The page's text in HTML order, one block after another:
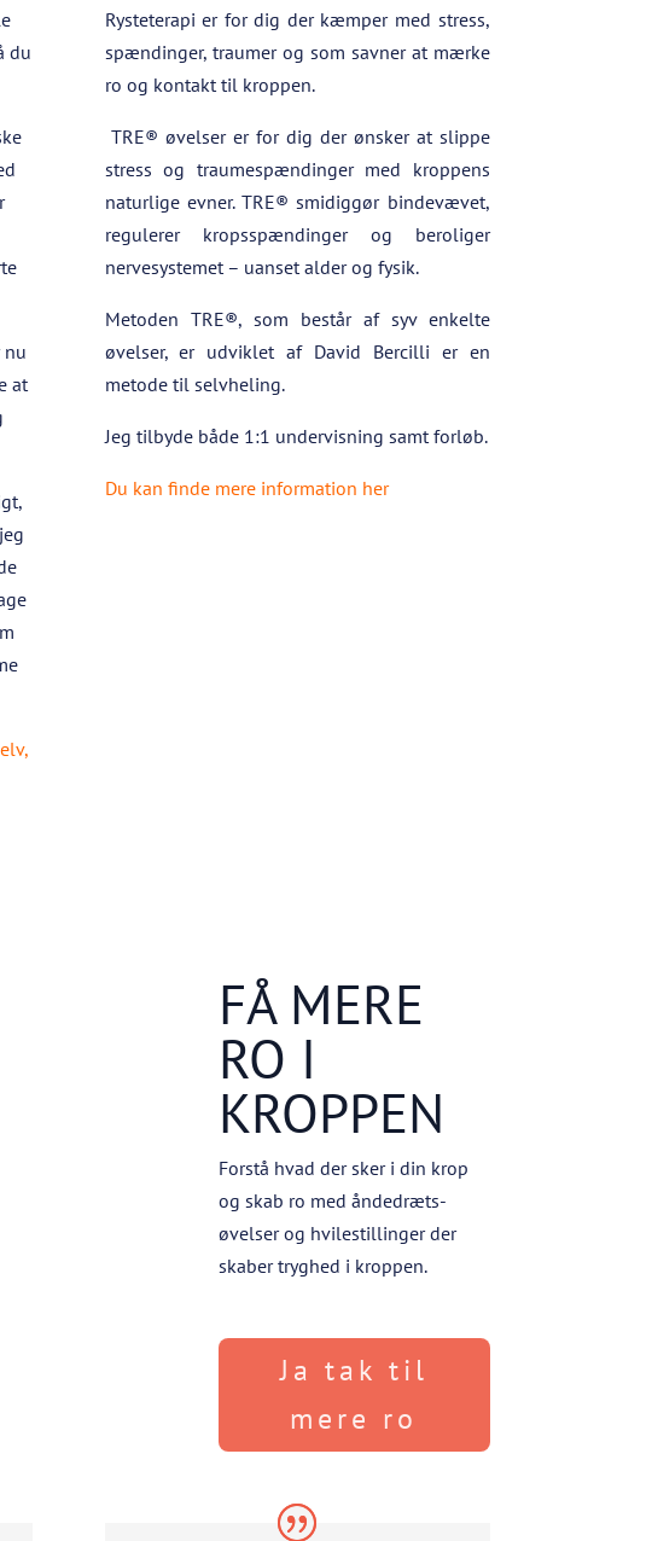
du
nu
at
Rysteterapi er for dig der kæmper med stress,
spændinger, traumer og som savner at mærke
ro og kontakt til kroppen.
TRE® øvelser er for dig der ønsker at slippe
stress og traumespændinger med kroppens
naturlige evner. TRE® smidiggør bindevævet,
regulerer kropsspændinger og beroliger
nervesystemet – uanset alder og fysik.
Metoden TRE®, som består af syv enkelte
øvelser, er udviklet af David Bercilli er en
metode til selvheling.
Jeg tilbyde både 1:1 undervisning samt forløb.
Du kan finde mere information her
FÅ MERE
RO I
KROPPEN
Forstå hvad der sker i din krop
og skab ro med åndedræts-
øvelser og hvilestillinger der
skaber tryghed i kroppen.
Ja tak til
mere ro